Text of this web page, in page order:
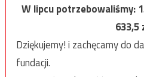
W lipcu potrzebowaliśmy:
633,5
Dziękujemy! i zachęcamy do
fundacji.